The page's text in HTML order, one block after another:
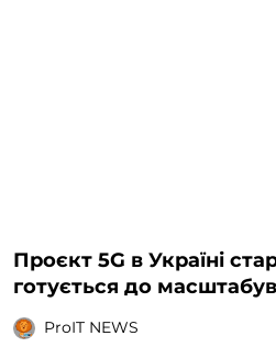
Проєкт 5G в Україні
готується до
ProIT NEWS